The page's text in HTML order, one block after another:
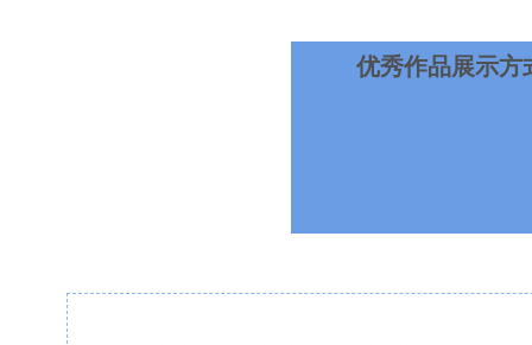
优秀作品展示方